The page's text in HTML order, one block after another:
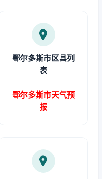
鄂尔多斯市区县列
表
鄂尔多斯市天气预
报